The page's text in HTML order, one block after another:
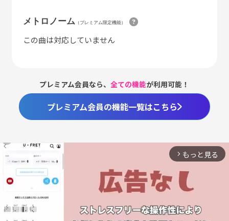
メトロノーム （プレミアム限定機能）
この曲は対応していません
プレミアム会員なら、全ての機能が利用可能！
プレミアム会員の機能一覧はこちら
arrow_forward_ios もっと見る